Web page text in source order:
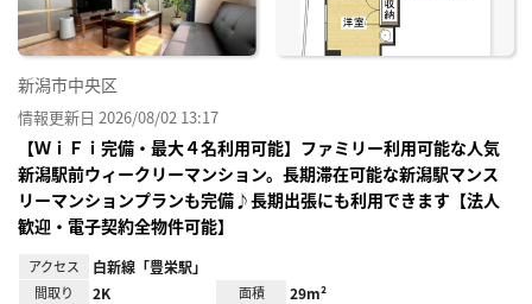
新潟市中央区
情報更新日 2026/08/02 13:17
【ＷｉＦｉ完備・最大４名利用可能】ファミリー利用可能な人気
新潟駅前ウィークリーマンション。長期滞在可能な新潟駅マンス
リーマンションプランも完備♪長期出張にも利用できます【法人
歓迎・電子契約全物件可能】
アクセス 白新線「豊栄駅」
間取り 2K 面積 29m²